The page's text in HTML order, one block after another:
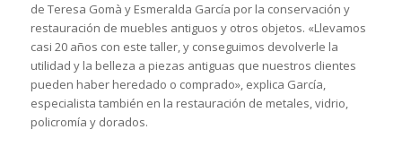
de Teresa Gomà y Esmeralda García por la conservación y
restauración de muebles antiguos y otros objetos. «Llevamos
casi 20 años con este taller, y conseguimos devolverle la
utilidad y la belleza a piezas antiguas que nuestros clientes
pueden haber heredado o comprado», explica García,
especialista también en la restauración de metales, vidrio,
policromía y dorados.